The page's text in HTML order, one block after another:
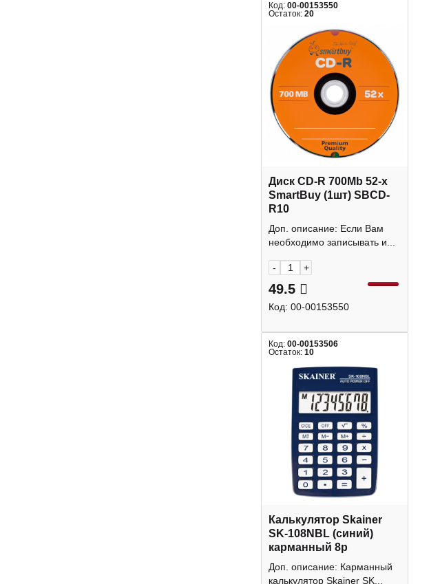
Код: 00-00153550
Остаток: 20
Диск CD-R 700Mb 52-х
SmartBuy (1шт) SBCD-
R10
Доп. описание: Если Вам
необходимо записывать и...
- +
49.5
Код: 00-00153550
Код: 00-00153506
Остаток: 10
Калькулятор Skainer
SK-108NBL (синий)
карманный 8р
Доп. описание: Карманный
калькулятор Skainer SK...